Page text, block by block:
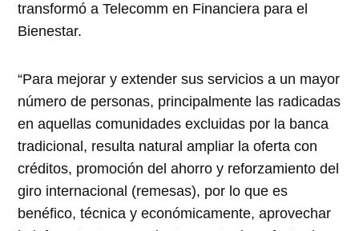
transformó a Telecomm en Financiera para el
Bienestar.
“Para mejorar y extender sus servicios a un mayor
número de personas, principalmente las radicadas
en aquellas comunidades excluidas por la banca
tradicional, resulta natural ampliar la oferta con
créditos, promoción del ahorro y reforzamiento del
giro internacional (remesas), por lo que es
benéfico, técnica y económicamente, aprovechar